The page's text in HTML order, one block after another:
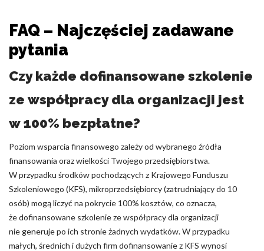
FAQ – Najczęściej zadawane
pytania
Czy każde dofinansowane szkolenie
ze współpracy dla organizacji jest
w 100% bezpłatne?
Poziom wsparcia finansowego zależy od wybranego źródła
finansowania oraz wielkości Twojego przedsiębiorstwa.
W przypadku środków pochodzących z Krajowego Funduszu
Szkoleniowego (KFS), mikroprzedsiębiorcy (zatrudniający do 10
osób) mogą liczyć na pokrycie 100% kosztów, co oznacza,
że dofinansowane szkolenie ze współpracy dla organizacji
nie generuje po ich stronie żadnych wydatków. W przypadku
małych, średnich i dużych firm dofinansowanie z KFS wynosi